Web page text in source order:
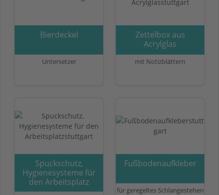
Bierdeckel
Untersetzer
Zettelbox aus
Acrylglas
mit Notizblättern
Spuckschutz,
Hygienesysteme für
den Arbeitsplatz
Fußbodenaufkleber
für geregeltes Schlangestehen